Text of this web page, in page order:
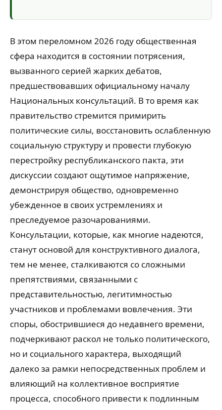
В этом переломном 2026 году общественная
сфера находится в состоянии потрясения,
вызванного серией жарких дебатов,
предшествовавших официальному началу
Национальных консультаций. В то время как
правительство стремится примирить
политические силы, восстановить ослабленную
социальную структуру и провести глубокую
перестройку республиканского пакта, эти
дискуссии создают ощутимое напряжение,
демонстрируя общество, одновременно
убежденное в своих устремлениях и
преследуемое разочарованиями.
Консультации, которые, как многие надеются,
станут основой для конструктивного диалога,
тем не менее, сталкиваются со сложными
препятствиями, связанными с
представительностью, легитимностью
участников и проблемами вовлечения. Эти
споры, обострившиеся до недавнего времени,
подчеркивают раскол не только политического,
но и социального характера, выходящий
далеко за рамки непосредственных проблем и
влияющий на коллективное восприятие
процесса, способного привести к подлинным